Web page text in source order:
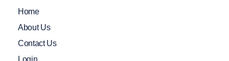
Home
About Us
Contact Us